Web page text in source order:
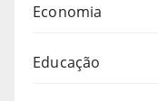
Economia
Educação